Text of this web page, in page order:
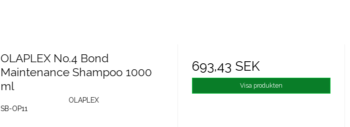
OLAPLEX No.4 Bond
Maintenance Shampoo 1000
ml
OLAPLEX
SB-OP11
693,43 SEK
Visa produkten